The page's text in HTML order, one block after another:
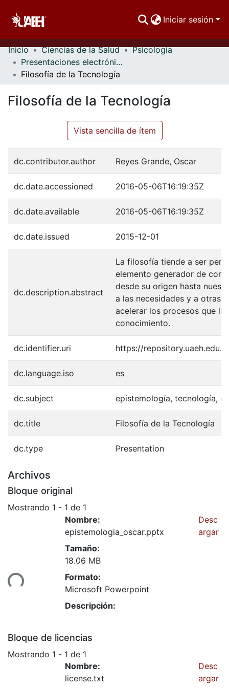
Iniciar sesión
Comunidades
Buscar Por
Estadísticas
Inicio Ciencias de la Salud
Psicología
Presentaciones electrónicas
Filosofía de la Tecnología
Filosofía de la Tecnología
Vista sencilla de ítem
dc.contributor.author Reyes Grande, Oscar
dc.date.accessioned 2016-05-06T16:19:35Z
dc.date.available 2016-05-06T16:19:35Z
dc.date.issued 2015-12-01
dc.description.abstract
La filosofía tiende a ser
elemento generador de
desde su origen hasta
a las necesidades y a otras
acelerar los procesos que
conocimiento.
dc.identifier.uri https://
dc.language.iso es
dc.subject epistemología, tecnología,
dc.title Filosofía de la Tecnología
dc.type Presentation
Archivos
Bloque original
Mostrando 1 - 1 de 1
Nombre:
epistemologia_oscar.pptx
Tamaño:
18.06 MB
Formato:
Microsoft Powerpoint
Descripción:
Desc
argar
Bloque de licencias
Mostrando 1 - 1 de 1
Nombre:
license.txt
Desc
argar